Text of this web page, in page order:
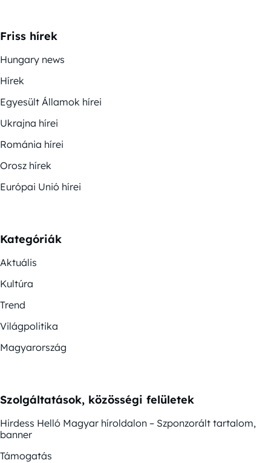
Friss hírek
Hungary news
Hírek
Egyesült Államok hírei
Ukrajna hírei
Románia hírei
Orosz hírek
Európai Unió hírei
Kategóriák
Aktuális
Kultúra
Trend
Világpolitika
Magyarország
Szolgáltatások, közösségi felületek
Hirdess Helló Magyar híroldalon – Szponzorált tartalom,
banner
Támogatás